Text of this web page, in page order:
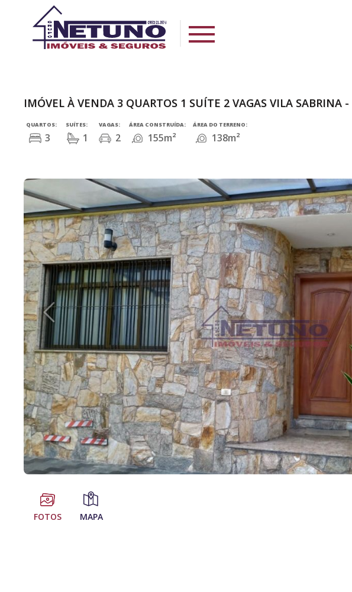
IMÓVEL À VENDA 3 QUARTOS 1 SUÍTE 2 VAGAS VILA SABRINA
QUARTOS:
3
SUÍTES:
1
VAGAS:
2
ÁREA CONSTRUÍDA:
155m²
ÁREA DO TERRENO:
138m²
FOTOS MAPA